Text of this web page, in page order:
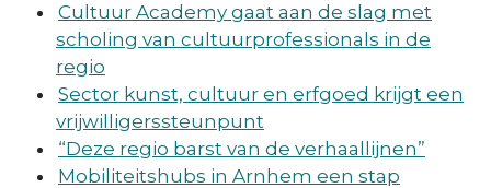
Cultuur Academy gaat aan de slag met
scholing van cultuurprofessionals in de
regio
Sector kunst, cultuur en erfgoed krijgt een
vrijwilligerssteunpunt
“Deze regio barst van de verhaallijnen”
Mobiliteitshubs in Arnhem een stap